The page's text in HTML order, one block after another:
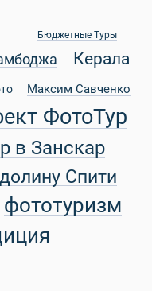
Бюджетные Туры
Керала
Максим Савченко
ФотоТур
в Занскар
Спити
фототуризм